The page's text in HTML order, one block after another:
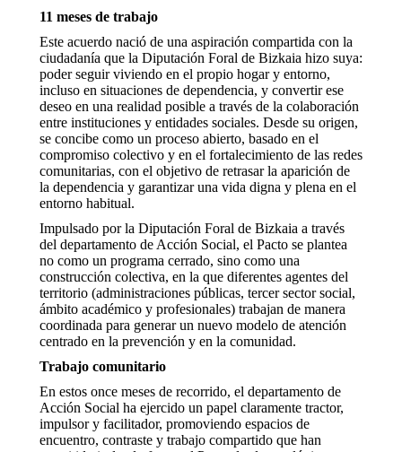
11 meses de trabajo
Este acuerdo nació de una aspiración compartida con la
ciudadanía que la Diputación Foral de Bizkaia hizo suya:
poder seguir viviendo en el propio hogar y entorno,
incluso en situaciones de dependencia, y convertir ese
deseo en una realidad posible a través de la colaboración
entre instituciones y entidades sociales. Desde su origen,
se concibe como un proceso abierto, basado en el
compromiso colectivo y en el fortalecimiento de las redes
comunitarias, con el objetivo de retrasar la aparición de
la dependencia y garantizar una vida digna y plena en el
entorno habitual.
Impulsado por la Diputación Foral de Bizkaia a través
del departamento de Acción Social, el Pacto se plantea
no como un programa cerrado, sino como una
construcción colectiva, en la que diferentes agentes del
territorio (administraciones públicas, tercer sector social,
ámbito académico y profesionales) trabajan de manera
coordinada para generar un nuevo modelo de atención
centrado en la prevención y en la comunidad.
Trabajo comunitario
En estos once meses de recorrido, el departamento de
Acción Social ha ejercido un papel claramente tractor,
impulsor y facilitador, promoviendo espacios de
encuentro, contraste y trabajo compartido que han